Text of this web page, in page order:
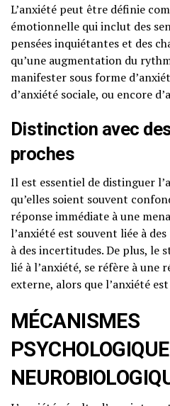
L’anxiété peut être définie
émotionnelle qui inclut des
pensées inquiétantes et des
qu’une augmentation du
manifester sous forme
d’anxiété sociale, ou encore
Distinction avec
proches
Il est essentiel de distinguer
qu’elles soient souvent
réponse immédiate à une
l’anxiété est souvent liée à
à des incertitudes. De plus, le
lié à l’anxiété, se réfère à une
externe, alors que l’anxiété
MÉCANISMES